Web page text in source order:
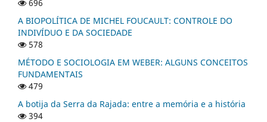
696
A BIOPOLÍTICA DE MICHEL FOUCAULT: CONTROLE DO
INDIVÍDUO E DA SOCIEDADE
578
MÉTODO E SOCIOLOGIA EM WEBER: ALGUNS CONCEITOS
FUNDAMENTAIS
479
A botija da Serra da Rajada: entre a memória e a história
394